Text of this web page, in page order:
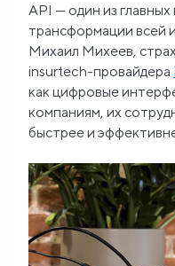
О
нас
FAQ
API — один из
трансформации всей
Михаил Михеев,
insurtech-провайдера
как цифровые
компаниям, их
быстрее и